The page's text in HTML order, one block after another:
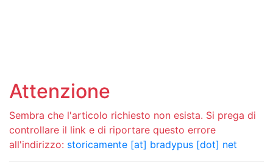
Attenzione
Sembra che l'articolo richiesto non esista. Si prega di
controllare il link e di riportare questo errore
all'indirizzo: storicamente [at] bradypus [dot] net